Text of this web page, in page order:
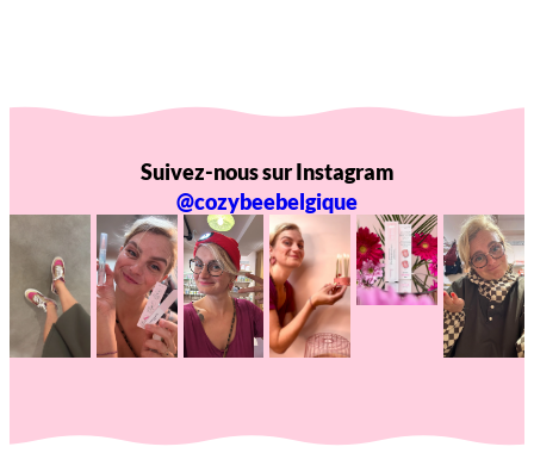
Suivez-nous sur Instagram
@cozybeebelgique